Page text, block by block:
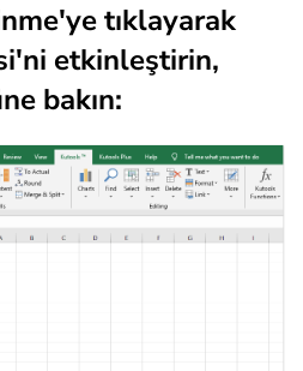
'ye tıklayarak
'ni etkinleştirin,
bakın: